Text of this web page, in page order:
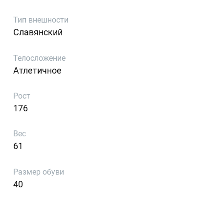
Тип внешности
Славянский
Телосложение
Атлетичное
Рост
176
Вес
61
Размер обуви
40